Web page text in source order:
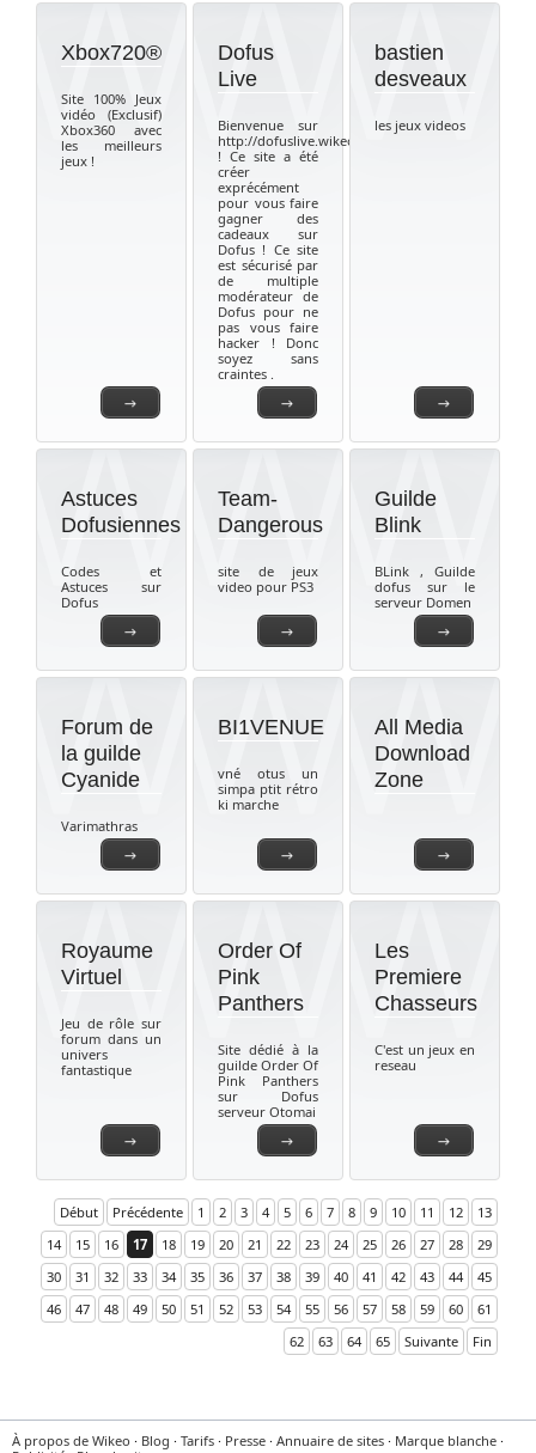
→
Xbox720®
Site 100% Jeux
vidéo (Exclusif)
Xbox360 avec
les meilleurs
jeux !
→
Dofus
Live
Bienvenue sur
http://dofuslive.wikeo.be
! Ce site a été
créer
exprécément
pour vous faire
gagner des
cadeaux sur
Dofus ! Ce site
est sécurisé par
de multiple
modérateur de
Dofus pour ne
pas vous faire
hacker ! Donc
soyez sans
craintes .
→
bastien
desveaux
les jeux videos
→
Astuces
Dofusiennes
Codes et
Astuces sur
Dofus
→
Team-
Dangerous
site de jeux
video pour PS3
→
Guilde
Blink
BLink , Guilde
dofus sur le
serveur Domen
→
Forum de
la guilde
Cyanide
Varimathras
→
BI1VENUE
vné otus un
simpa ptit rétro
ki marche
→
All Media
Download
Zone
→
Royaume
Virtuel
Jeu de rôle sur
forum dans un
univers
fantastique
→
Order Of
Pink
Panthers
Site dédié à la
guilde Order Of
Pink Panthers
sur Dofus
serveur Otomai
→
Les
Premiere
Chasseurs
C'est un jeux en
reseau
Début Précédente 1 2 3 4 5 6 7 8 9 10 11 12
13
14
15 16 17 18 19 20 21 22 23 24 25 26 27 28
29
30
31 32 33 34 35 36 37 38 39 40 41 42 43 44
45
46
47 48 49 50 51 52 53 54 55 56 57 58 59 60
61
62
63 64 65 Suivante Fin
À propos de Wikeo · Blog · Tarifs · Presse · Annuaire de sites · Marque blanche ·